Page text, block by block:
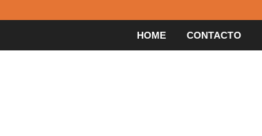
HOME CONTACTO